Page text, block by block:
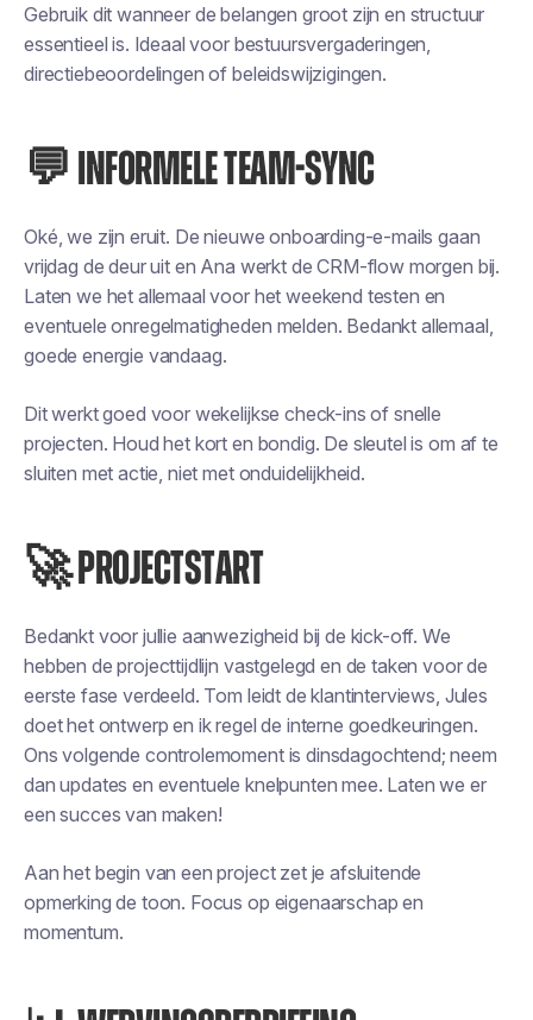
Gebruik dit wanneer de belangen groot zijn en structuur
essentieel is. Ideaal voor bestuursvergaderingen,
directiebeoordelingen of beleidswijzigingen.
💬 INFORMELE TEAM-SYNC
Oké, we zijn eruit. De nieuwe onboarding-e-mails gaan
vrijdag de deur uit en Ana werkt de CRM-flow morgen bij.
Laten we het allemaal voor het weekend testen en
eventuele onregelmatigheden melden. Bedankt allemaal,
goede energie vandaag.
Dit werkt goed voor wekelijkse check-ins of snelle
projecten. Houd het kort en bondig. De sleutel is om af te
sluiten met actie, niet met onduidelijkheid.
🚀 PROJECTSTART
Bedankt voor jullie aanwezigheid bij de kick-off. We
hebben de projecttijdlijn vastgelegd en de taken voor de
eerste fase verdeeld. Tom leidt de klantinterviews, Jules
doet het ontwerp en ik regel de interne goedkeuringen.
Ons volgende controlemoment is dinsdagochtend; neem
dan updates en eventuele knelpunten mee. Laten we er
een succes van maken!
Aan het begin van een project zet je afsluitende
opmerking de toon. Focus op eigenaarschap en
momentum.